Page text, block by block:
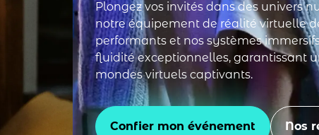
Plongez vos invités dans des univers
notre équipement de réalité virtuelle
performants et nos systèmes
fluidité exceptionnelles, garantissant
mondes virtuels captivants.
Confier mon événement Nos